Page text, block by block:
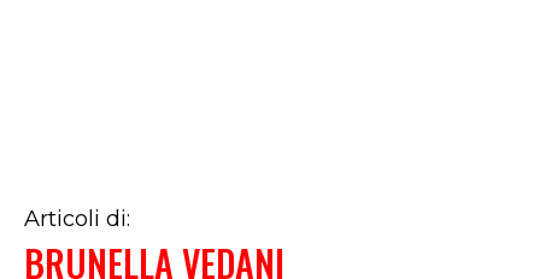
Articoli di:
BRUNELLA VEDANI